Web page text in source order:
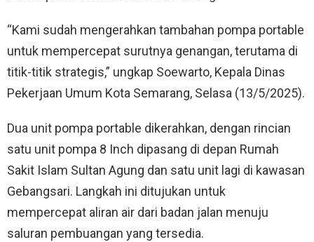
“Kami sudah mengerahkan tambahan pompa portable
untuk mempercepat surutnya genangan, terutama di
titik-titik strategis,” ungkap Soewarto, Kepala Dinas
Pekerjaan Umum Kota Semarang, Selasa (13/5/2025).
Dua unit pompa portable dikerahkan, dengan rincian
satu unit pompa 8 Inch dipasang di depan Rumah
Sakit Islam Sultan Agung dan satu unit lagi di kawasan
Gebangsari. Langkah ini ditujukan untuk
mempercepat aliran air dari badan jalan menuju
saluran pembuangan yang tersedia.